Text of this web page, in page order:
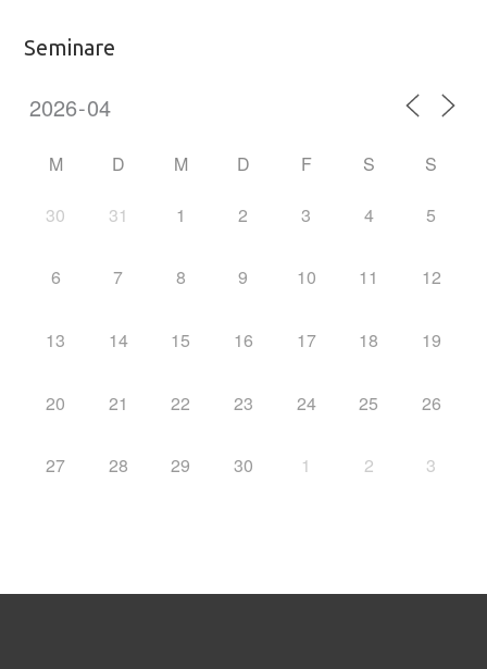
Seminare
M D M D F S S
30 31 1 2 3 4 5
6 7 8 9 10 11 12
13 14 15 16 17 18 19
20 21 22 23 24 25 26
27 28 29 30 1 2 3